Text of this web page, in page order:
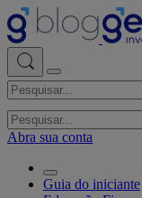
Abra sua conta
Guia do iniciante